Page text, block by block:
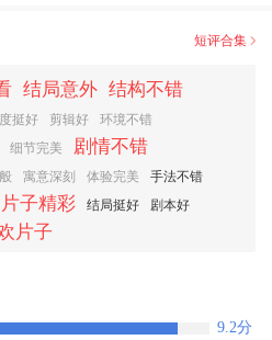
短评合集
结局意外 结构不错
挺好 剪辑好 环境不错
细节完美
剧情不错
寓意深刻 体验完美
手法不错
片子精彩 结局挺好
剧本好
片子
9.2分